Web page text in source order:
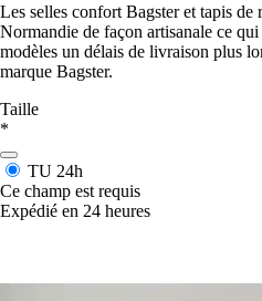
Les selles confort Bagster et tapis de
Normandie de façon artisanale ce
modèles un délais de livraison plus
marque Bagster.
Taille
*
TU 24h
Ce champ est requis
Expédié en 24 heures